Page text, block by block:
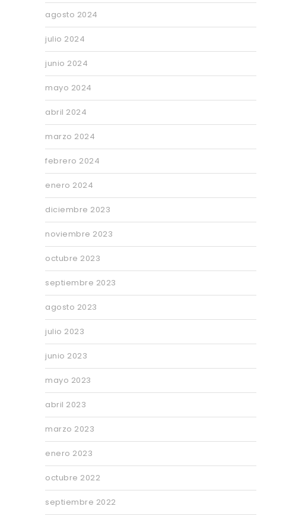
agosto 2024
julio 2024
junio 2024
mayo 2024
abril 2024
marzo 2024
febrero 2024
enero 2024
diciembre 2023
noviembre 2023
octubre 2023
septiembre 2023
agosto 2023
julio 2023
junio 2023
mayo 2023
abril 2023
marzo 2023
enero 2023
octubre 2022
septiembre 2022